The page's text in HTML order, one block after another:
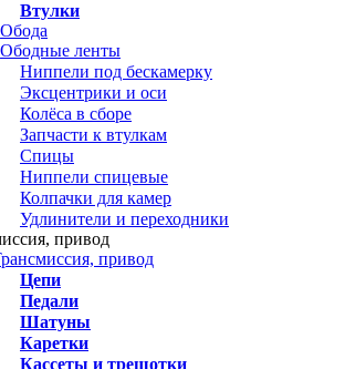
Втулки
Обода
Ободные ленты
Ниппели под бескамерку
Эксцентрики и оси
Колёса в сборе
Запчасти к втулкам
Спицы
Ниппели спицевые
Колпачки для камер
Удлинители и переходники
привод
привод
Цепи
Педали
Шатуны
Каретки
Кассеты и трещотки